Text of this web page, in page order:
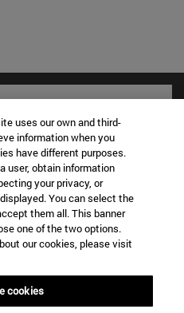
ventana)
ventana)
uses our own and third-
information when you
have different purposes.
user, obtain information
your privacy, or
You can select the
them all. This banner
one of the two options.
our cookies, please visit
cookies